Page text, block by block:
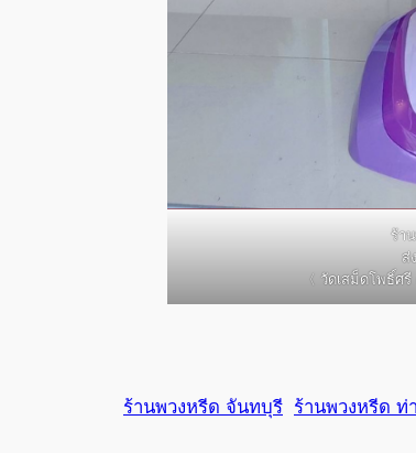
ร้า
ส่
〈 วัดเสม็ดโพธิ์ศ
ร้านพวงหรีด จันทบุรี ร้านพวงหรีด ท่